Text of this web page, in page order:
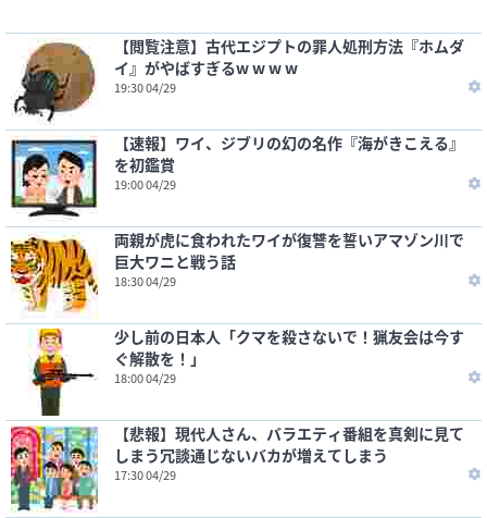
【閲覧注意】古代エジプトの罪人処刑方法『ホムダ
イ』がやばすぎるw w w w
19:30 04/29
【速報】ワイ、ジブリの幻の名作『海がきこえる』
を初鑑賞
19:00 04/29
両親が虎に食われたワイが復讐を誓いアマゾン川で
巨大ワニと戦う話
18:30 04/29
少し前の日本人「クマを殺さないで！猟友会は今す
ぐ解散を！」
18:00 04/29
【悲報】現代人さん、バラエティ番組を真剣に見て
しまう冗談通じないバカが増えてしまう
17:30 04/29